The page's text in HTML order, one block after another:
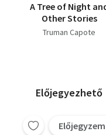
A Tree of Night
Other Stories
Truman Capote
Előjegyezhető
Előjegyzem